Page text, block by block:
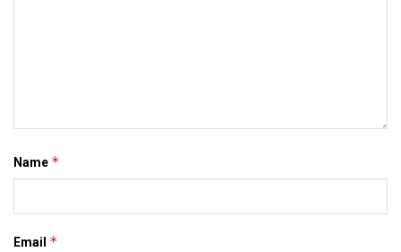
Name *
Email *